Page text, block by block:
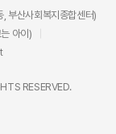
부산사회복지종합센터)
아이)
RESERVED.